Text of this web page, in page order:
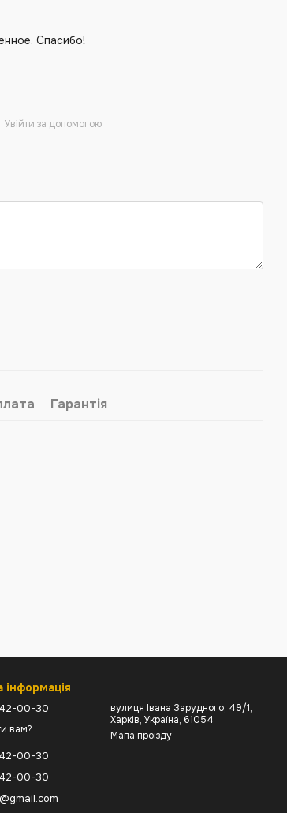
Спасибо!
Увійти за допомогою
Гарантія
інформація
00-30
вам?
00-30
00-30
вулиця Івана Зарудного, 49/1,
Харків, Україна, 61054
Мапа проїзду